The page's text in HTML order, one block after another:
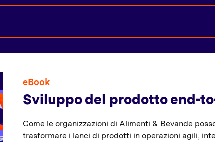
eBook
Sviluppo del prodotto end-
Come le organizzazioni di Alimenti & Bevande
trasformare i lanci di prodotti in operazioni agili,